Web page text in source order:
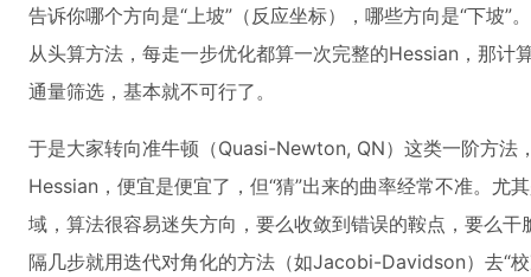
告诉你哪个方向是“上坡”（反应坐标），哪些方向是“下坡”
从头算方法，每走一步优化都算一次完整的Hessian，那计
通量筛选，基本就不可行了。
于是大家转向准牛顿（Quasi-Newton, QN）这类一阶方法
Hessian，便宜是便宜了，但“猜”出来的曲率经常不准。尤
域，算法很容易迷失方向，要么收敛到错误的鞍点，要么
隔几步就用迭代对角化的方法（如Jacobi-Davidson）去“